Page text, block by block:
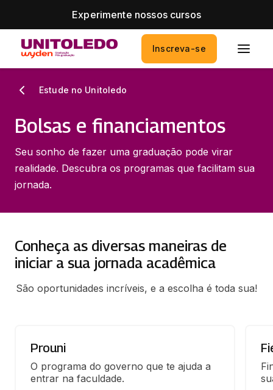
Experimente nossos cursos
Inscreva-se
Estude no Unitoledo
Bolsas e financiamentos
Seu sonho de fazer uma graduação pode virar
realidade. Descubra os programas que facilitam sua
jornada.
Conheça as diversas maneiras de
iniciar a sua jornada acadêmica
São oportunidades incríveis, e a escolha é toda sua!
Prouni
O programa do governo que te ajuda a
entrar na faculdade.